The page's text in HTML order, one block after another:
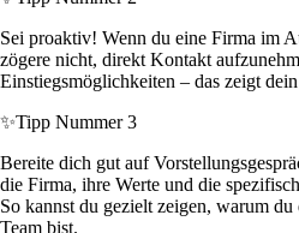
Sei proaktiv! Wenn du eine Firma im
zögere nicht, direkt Kontakt
Einstiegsmöglichkeiten – das zeigt
✨Tipp Nummer 3
Bereite dich gut auf
die Firma, ihre Werte und die
So kannst du gezielt zeigen, warum
Team bist.